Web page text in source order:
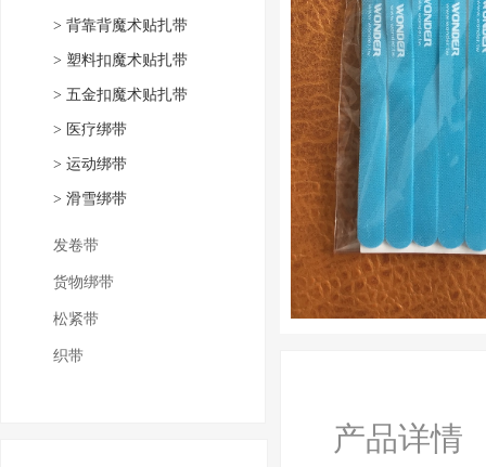
> 背靠背魔术贴扎带
> 塑料扣魔术贴扎带
> 五金扣魔术贴扎带
> 医疗绑带
> 运动绑带
> 滑雪绑带
发卷带
货物绑带
松紧带
织带
产品详情